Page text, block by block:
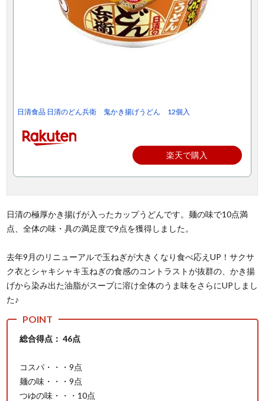
日清食品 日清のどん兵衛 鬼かき揚げうどん 12個入
楽天で購入
日清の極厚かき揚げが入ったカップうどんです。麺の味で10点満
点、全体の味・具の満足度で9点を獲得しました。
去年9月のリニューアルで玉ねぎが大きくなり食べ応えUP！サクサ
ク衣とシャキシャキ玉ねぎの食感のコントラストが抜群の、かき揚
げから染み出た油脂がスープに溶け全体のうま味をさらにUPしまし
た♪
総合得点： 46点
コスパ・・・9点
麺の味・・・9点
つゆの味・・・10点